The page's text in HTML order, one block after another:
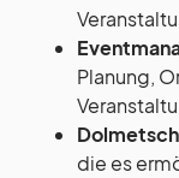
Planung,
die es